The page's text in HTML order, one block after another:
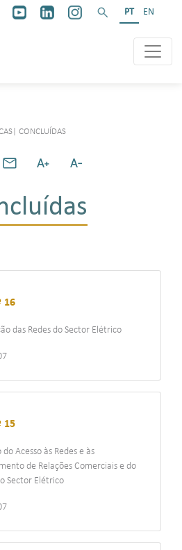
PT EN
CONCLUÍDAS
16
das Redes do Sector Elétrico
15
Acesso às Redes e às
de Relações Comerciais e do
Sector Elétrico